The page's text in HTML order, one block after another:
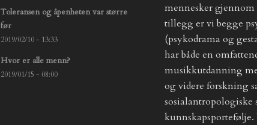
Toleransen og åpenheten var større
før
2019/02/10 - 13:33
Hvor er alle menn?
2019/01/15 - 08:00
mennesker gjennom
tillegg er vi begge
(psykodrama og
har både en
musikkutdanning
og videre forskning
sosialantropologiske